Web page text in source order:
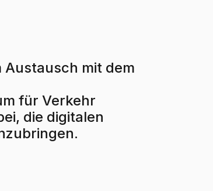
mit dem
für Verkehr
die digitalen